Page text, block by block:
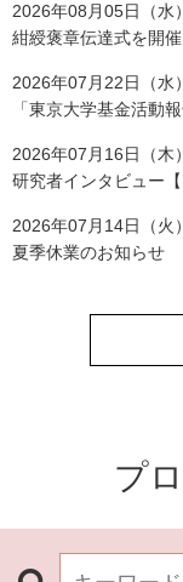
2026年08月05日（水）
紺綬褒章伝達式を開
2026年07月22日（水）
「東京大学基金活動
2026年07月16日（木）
研究者インタビュー
2026年07月14日（火）
夏季休業のお知らせ
プ